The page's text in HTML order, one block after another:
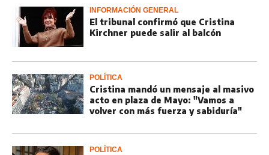
INFORMACIÓN GENERAL
El tribunal confirmó que Cristina
Kirchner puede salir al balcón
POLÍTICA
Cristina mandó un mensaje al masivo
acto en plaza de Mayo: "Vamos a
volver con más fuerza y sabiduría"
POLÍTICA